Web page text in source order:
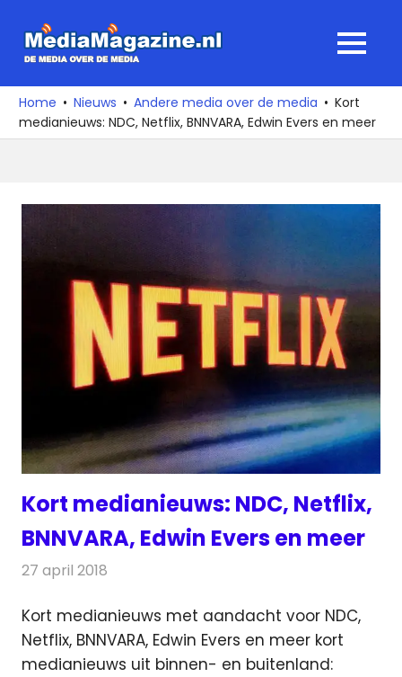
naar
media
over
de
MENU
Home Nieuws Andere media over de media
Kort
medianieuws: NDC, Netflix, BNNVARA, Edwin Evers en meer
Kort medianieuws: NDC, Netflix,
BNNVARA, Edwin Evers en meer
27 april 2018
Kort medianieuws met aandacht voor NDC,
Netflix, BNNVARA, Edwin Evers en meer kort
medianieuws uit binnen- en buitenland: